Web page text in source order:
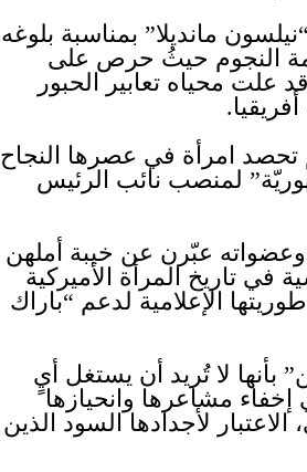
مانديلا” بمناسبة بلوغه
النجوم حيثُ حرص على
محياه تعابير الحبور
تحصد امرأة في عصرها النجاح
لمنصب نائب الرئيس
وعضواته عبّرن عن خيبة أملهن
في تاريخ المرأة الأميركية
الإعلامية لدعم “باراك
لا تُريد أن يستغل أيٍ
مشاعرها وانحيازها
لأجدادها السود الذين